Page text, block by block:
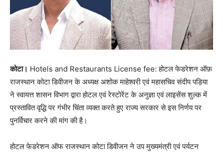
कोटा। Hotels and Restaurants License fee: होटल फेडरेशन ऑफ़
राजस्थान कोटा डिवीजन के अध्यक्ष अशोक माहेश्वरी एवं महासचिव संदीप पड़िया
ने स्वायत्त शासन विभाग द्वारा होटल एवं रेस्टोरेंट के अनुज्ञा एवं लाइसेंस शुल्क में
प्रस्तावित वृद्धि पर गंभीर चिंता व्यक्त करते हुए राज्य सरकार से इस निर्णय पर
पुनर्विचार करने की मांग की है।
होटल फेडरेशन ऑफ राजस्थान कोटा डिवीजन ने उप मुख्यमंत्री एवं पर्यटन